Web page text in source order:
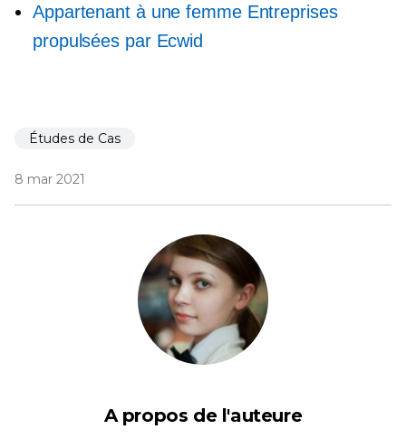
Appartenant à une femmeEntreprises
propulsées par Ecwid
Études de Cas
8 mar 2021
A propos de l'auteure